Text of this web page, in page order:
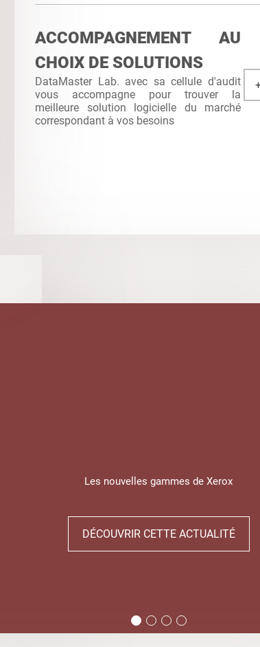
ACCOMPAGNEMENT AU
CHOIX DE SOLUTIONS
DataMaster Lab. avec sa cellule d'audit
vous accompagne pour trouver la
meilleure solution logicielle du marché
correspondant à vos besoins
Les nouvelles gammes de Xerox
DÉCOUVRIR CETTE ACTUALITÉ